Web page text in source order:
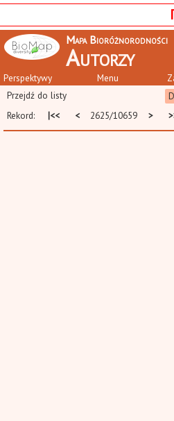
Mapa Bioróżnorodności
Autorzy
Perspektywy
Menu
Przejdź do listy
Rekord:
|<< < 2625/10659 >